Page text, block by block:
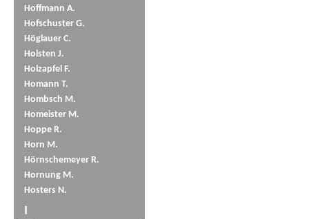
Hoffmann A.
Hofschuster G.
Höglauer C.
Holsten J.
Holzapfel F.
Homann T.
Hombsch M.
Homeister M.
Hoppe R.
Horn M.
Hörnschemeyer R.
Hornung M.
Hosters N.
I